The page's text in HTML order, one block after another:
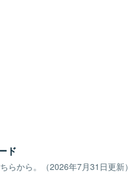
ド
らから。（2026年7月31日更新）